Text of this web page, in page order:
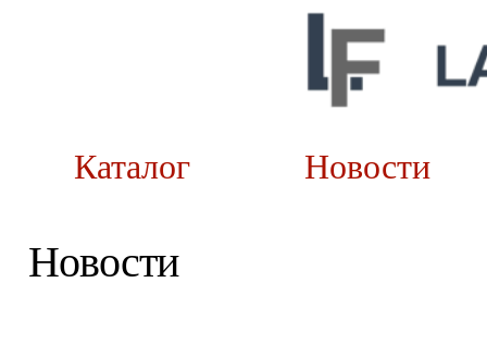
Каталог
Новости